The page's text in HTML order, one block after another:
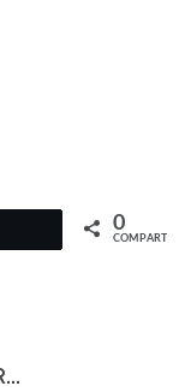
0
COMPARTIR